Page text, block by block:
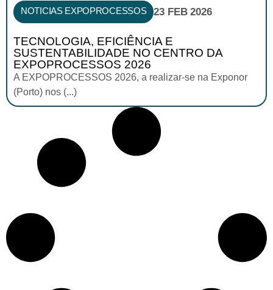
NOTICIAS EXPOPROCESSOS 23 FEB 2026
TECNOLOGIA, EFICIÊNCIA E
SUSTENTABILIDADE NO CENTRO DA
EXPOPROCESSOS 2026
A EXPOPROCESSOS 2026, a realizar-se na Exponor
(Porto) nos (...)